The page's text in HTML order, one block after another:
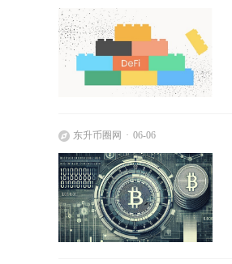
东升币圈网 06-06